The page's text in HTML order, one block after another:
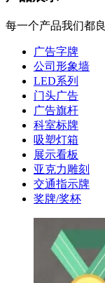
每一个产品我们都
广告字牌
公司形象墙
LED系列
门头广告
广告旗杆
科室标牌
吸塑灯箱
展示看板
亚克力雕刻
交通指示牌
奖牌/奖杯